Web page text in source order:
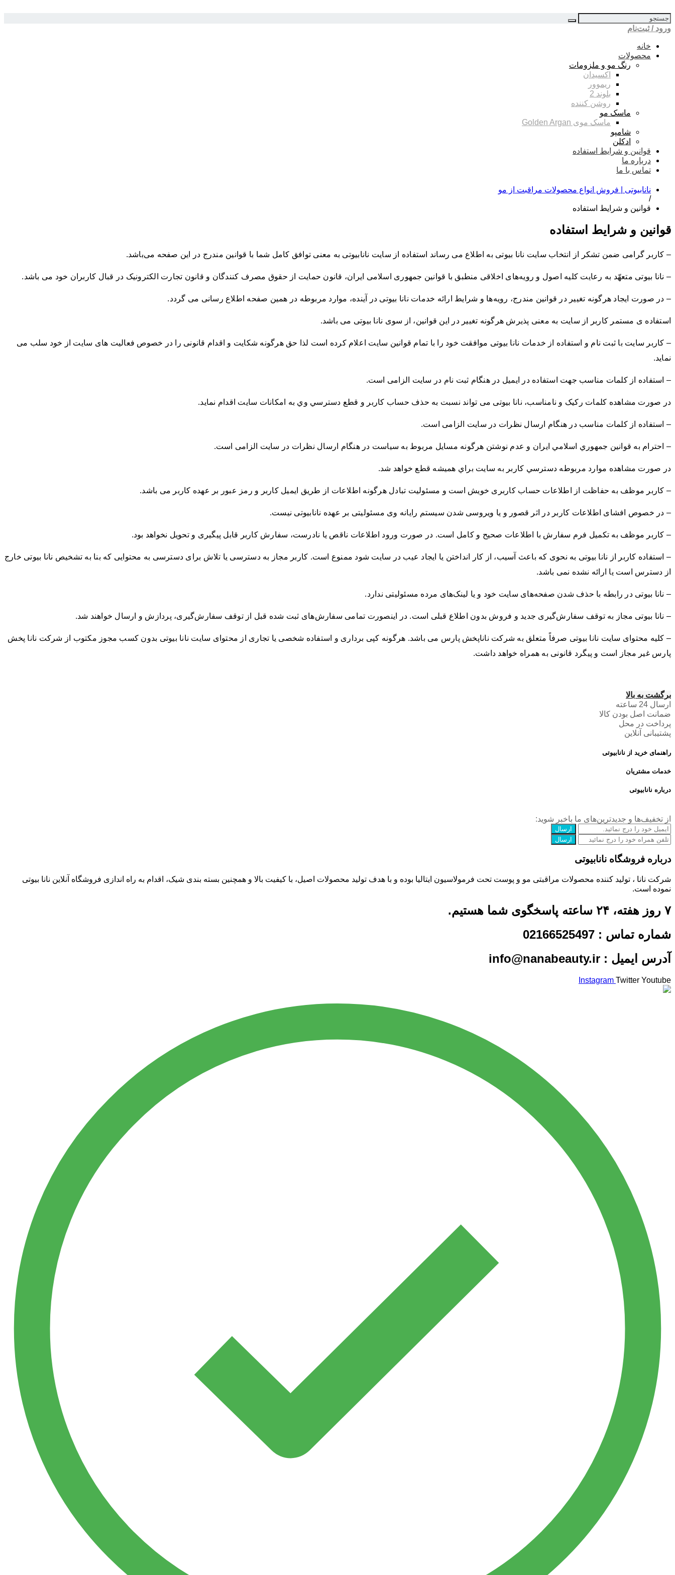
ورود / ثبت‌نام
خانه
محصولات
رنگ مو و ملزومات
اکسیدان
ریموور
بلوند 2
روشن کننده
ماسک مو
ماسک موی Golden Argan
شامپو
ادکلن
قوانین و شرایط استفاده
درباره ما
تماس با ما
نانابیوتی | فروش انواع محصولات مراقبت از مو
/
قوانین و شرایط استفاده
قوانین و شرایط استفاده
– کاربر گرامی ضمن تشکر از انتخاب سايت نانا بیوتی به اطلاع می رساند استفاده از ‌سایت نانابیوتی به معنی توافق کامل شما با قوانین مندرج در اين صفحه می‌باشد.
– نانا بیوتی متعهّد به رعایت کلیه اصول و رویه‏‌های اخلاقی منطبق با قوانین جمهوری اسلامی ایران، قانون حمایت از حقوق مصرف کنندگان و قانون تجارت الکترونیک در قبال کاربران خود می باشد.
– در صورت ایجاد هرگونه تغییر در قوانین مندرج، رویه‏‌ها و شرایط ارائه خدمات نانا بیوتی در آینده، موارد مربوطه در همین صفحه اطلاع رسانی می گردد.
استفاده ی مستمر کاربر از سایت به معنی پذیرش هرگونه تغییر در این قوانین، از سوی نانا بیوتی می باشد.
– کاربر سایت با ثبت نام و استفاده از خدمات نانا بیوتی موافقت خود را با تمام قوانین سایت اعلام کرده است لذا حق هرگونه شکایت و اقدام قانونی را در خصوص فعالیت های سایت از خود سلب می
نماید.
– استفاده از کلمات مناسب جهت استفاده در ایمیل در هنگام ثبت نام در سايت الزامی است.
در صورت مشاهده کلمات رکيک و نامناسب، نانا بیوتی می تواند نسبت به حذف حساب كاربر و قطع دسترسي وي به امکانات سایت اقدام نماید.
– استفاده از کلمات مناسب در هنگام ارسال نظرات در سایت الزامی است.
– احترام به قوانين جمهوري اسلامي ایران و عدم نوشتن هرگونه مسايل مربوط به سياست در هنگام ارسال نظرات در سایت الزامی است.
در صورت مشاهده موارد مربوطه دسترسي كاربر به سایت براي هميشه قطع خواهد شد.
– کاربر موظف به حفاظت از اطلاعات حساب کاربری خویش است و مسئولیت تبادل هرگونه اطلاعات از طریق ایمیل کاربر و رمز عبور بر عهده کاربر می باشد.
– در خصوص افشای اطلاعات کاربر در اثر قصور و یا ویروسی شدن سیستم رایانه وی مسئولیتی بر عهده نانابیوتی نیست.
– کاربر موظف به تکمیل فرم سفارش با اطلاعات صحیح و کامل است. در صورت ورود اطلاعات ناقص یا نادرست، سفارش کاربر قابل پیگیری و تحویل نخواهد بود.
– استفاده کاربر از نانا بیوتی به‌ نحوی که باعث آسيب، از کار انداختن يا ایجاد عیب در سایت شود ممنوع است. کاربر مجاز به دسترسی يا تلاش برای دسترسی به محتوایی که بنا به تشخیص نانا بیوتی خارج
از دسترس است یا ارائه نشده ‌نمی باشد.
– نانا بیوتی در رابطه با حذف شدن صفحه‏‌های سایت خود و یا لینک‏‌های مرده مسئولیتی ندارد.
– نانا بیوتی مجاز به توقف سفارش‌‏گیری جدید و فروش بدون اطلاع قبلی است. در اینصورت تمامی سفارش‌‏های ثبت شده قبل از توقف سفارش‌‏گیری، پردازش و ارسال خواهند شد.
– کلیه محتوای سایت نانا بیوتی صرفاً متعلق به شرکت ناناپخش پارس می باشد. هرگونه کپی برداری و استفاده شخصی یا تجاری از محتوای سایت نانا بیوتی بدون کسب مجوز مکتوب از شرکت نانا پخش
پارس غیر مجاز است و پیگرد قانونی به همراه خواهد داشت.
برگشت به بالا
ارسال 24 ساعته
ضمانت اصل بودن کالا
پرداخت در محل
پشتیبانی آنلاین
راهنمای خرید از نانابیوتی
خدمات مشتریان
درباره نانابیوتی
از تخفیف‌ها و جدیدترین‌های ما‌ باخبر شوید:
ارسال
ارسال
درباره فروشگاه نانابیوتی
شرکت نانا ، تولید کننده محصولات مراقبتی مو و پوست تحت فرمولاسیون ایتالیا بوده و با هدف تولید محصولات اصیل، با کیفیت بالا و همچنین بسته بندی شیک، اقدام به راه اندازی فروشگاه آنلاین نانا بیوتی
نموده است.
۷ روز هفته، ۲۴ ساعته پاسخگوی شما هستیم.​
شماره تماس : 02166525497
آدرس ایمیل : info@nanabeauty.ir
Instagram Twitter Youtube